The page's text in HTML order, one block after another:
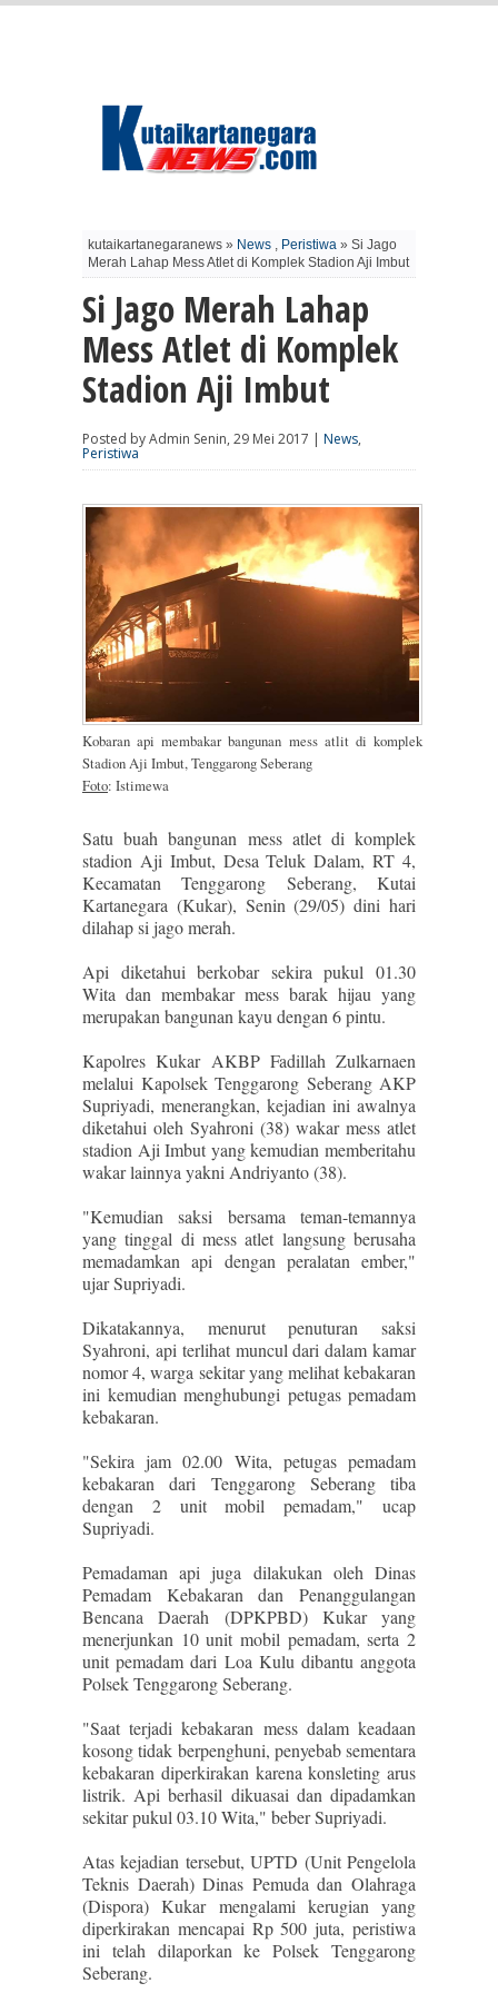
kutaikartanegaranews » News , Peristiwa » Si Jago
Merah Lahap Mess Atlet di Komplek Stadion Aji Imbut
Si Jago Merah Lahap
Mess Atlet di Komplek
Stadion Aji Imbut
Posted by Admin Senin, 29 Mei 2017 | News,
Peristiwa
Kobaran api membakar bangunan mess atlit di komplek
Stadion Aji Imbut, Tenggarong Seberang
Foto: Istimewa
Satu buah bangunan mess atlet di komplek
stadion Aji Imbut, Desa Teluk Dalam, RT 4,
Kecamatan Tenggarong Seberang, Kutai
Kartanegara (Kukar), Senin (29/05) dini hari
dilahap si jago merah.
Api diketahui berkobar sekira pukul 01.30
Wita dan membakar mess barak hijau yang
merupakan bangunan kayu dengan 6 pintu.
Kapolres Kukar AKBP Fadillah Zulkarnaen
melalui Kapolsek Tenggarong Seberang AKP
Supriyadi, menerangkan, kejadian ini awalnya
diketahui oleh Syahroni (38) wakar mess atlet
stadion Aji Imbut yang kemudian memberitahu
wakar lainnya yakni Andriyanto (38).
"Kemudian saksi bersama teman-temannya
yang tinggal di mess atlet langsung berusaha
memadamkan api dengan peralatan ember,"
ujar Supriyadi.
Dikatakannya, menurut penuturan saksi
Syahroni, api terlihat muncul dari dalam kamar
nomor 4, warga sekitar yang melihat kebakaran
ini kemudian menghubungi petugas pemadam
kebakaran.
"Sekira jam 02.00 Wita, petugas pemadam
kebakaran dari Tenggarong Seberang tiba
dengan 2 unit mobil pemadam," ucap
Supriyadi.
Pemadaman api juga dilakukan oleh Dinas
Pemadam Kebakaran dan Penanggulangan
Bencana Daerah (DPKPBD) Kukar yang
menerjunkan 10 unit mobil pemadam, serta 2
unit pemadam dari Loa Kulu dibantu anggota
Polsek Tenggarong Seberang.
"Saat terjadi kebakaran mess dalam keadaan
kosong tidak berpenghuni, penyebab sementara
kebakaran diperkirakan karena konsleting arus
listrik. Api berhasil dikuasai dan dipadamkan
sekitar pukul 03.10 Wita," beber Supriyadi.
Atas kejadian tersebut, UPTD (Unit Pengelola
Teknis Daerah) Dinas Pemuda dan Olahraga
(Dispora) Kukar mengalami kerugian yang
diperkirakan mencapai Rp 500 juta, peristiwa
ini telah dilaporkan ke Polsek Tenggarong
Seberang.